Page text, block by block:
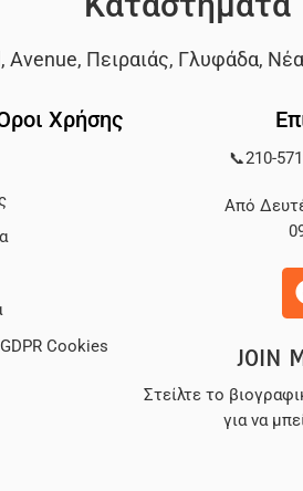
, Avenue, Πειραιάς, Γλυφάδα,
Χρήσης
Cookies
📞210-
Από
JOIN
Στείλτε το
για να